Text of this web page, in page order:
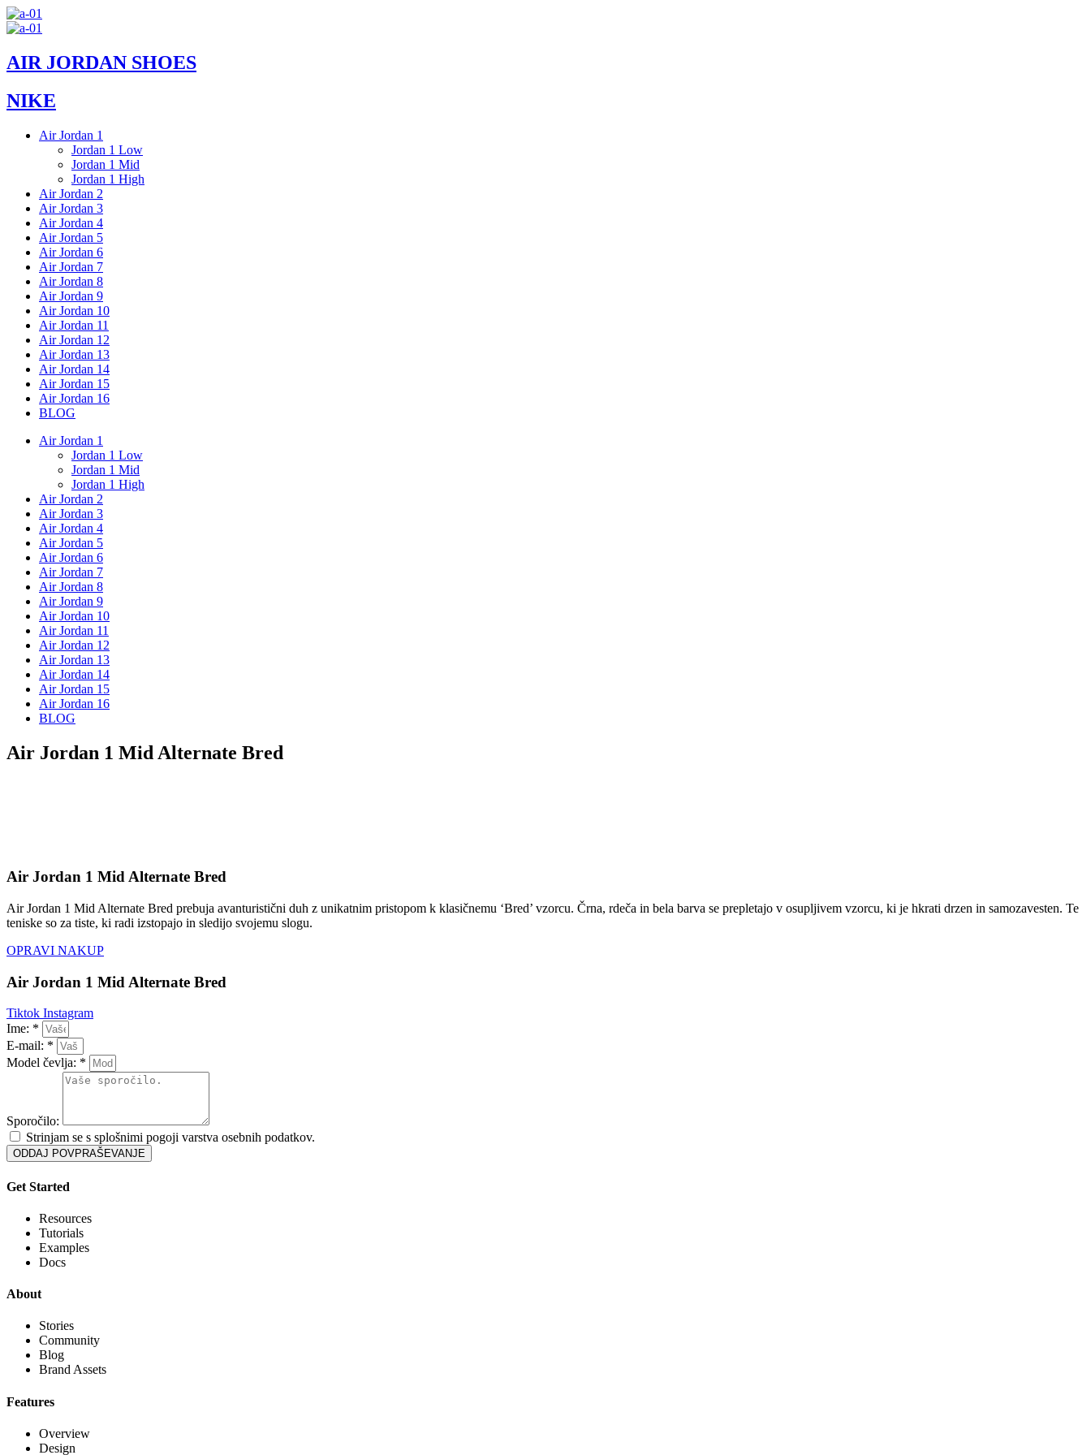
Skip
to
AIR JORDAN SHOES
NIKE
Air Jordan 1
Jordan 1 Low
Jordan 1 Mid
Jordan 1 High
Air Jordan 2
Air Jordan 3
Air Jordan 4
Air Jordan 5
Air Jordan 6
Air Jordan 7
Air Jordan 8
Air Jordan 9
Air Jordan 10
Air Jordan 11
Air Jordan 12
Air Jordan 13
Air Jordan 14
Air Jordan 15
Air Jordan 16
BLOG
Air Jordan 1
Jordan 1 Low
Jordan 1 Mid
Jordan 1 High
Air Jordan 2
Air Jordan 3
Air Jordan 4
Air Jordan 5
Air Jordan 6
Air Jordan 7
Air Jordan 8
Air Jordan 9
Air Jordan 10
Air Jordan 11
Air Jordan 12
Air Jordan 13
Air Jordan 14
Air Jordan 15
Air Jordan 16
BLOG
Air Jordan 1 Mid Alternate Bred
Air Jordan 1 Mid Alternate Bred
Air Jordan 1 Mid Alternate Bred prebuja avanturistični duh z unikatnim pristopom k klasičnemu ‘Bred’ vzorcu. Črna, rdeča in bela barva se prepletajo v osupljivem vzorcu, ki je hkrati drzen in samozavesten. Te
teniske so za tiste, ki radi izstopajo in sledijo svojemu slogu.
OPRAVI NAKUP
Air Jordan 1 Mid Alternate Bred
Tiktok Instagram
Ime: *
E-mail: *
Model čevlja: *
Sporočilo:
Strinjam se s splošnimi pogoji varstva osebnih podatkov.
ODDAJ POVPRAŠEVANJE
Get Started
Resources
Tutorials
Examples
Docs
About
Stories
Community
Blog
Brand Assets
Features
Overview
Design